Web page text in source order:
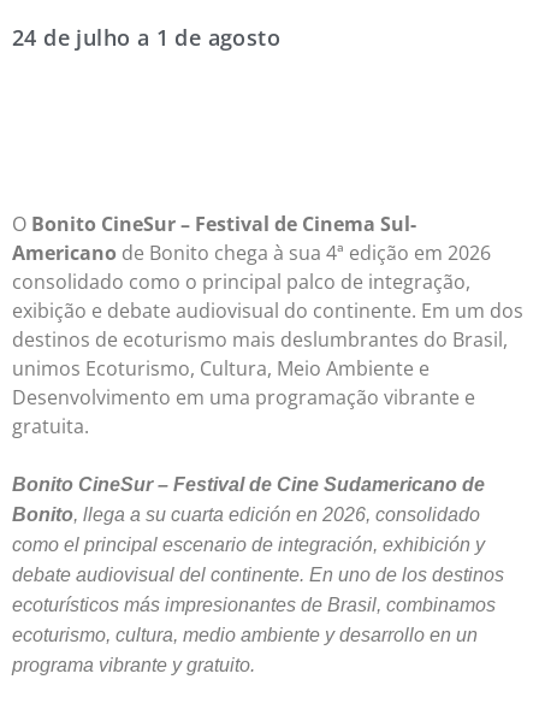
24 de julho a 1 de agosto
O Bonito CineSur – Festival de Cinema Sul-
Americano de Bonito chega à sua 4ª edição em 2026
consolidado como o principal palco de integração,
exibição e debate audiovisual do continente. Em um dos
destinos de ecoturismo mais deslumbrantes do Brasil,
unimos Ecoturismo, Cultura, Meio Ambiente e
Desenvolvimento em uma programação vibrante e
gratuita.
Bonito CineSur – Festival de Cine Sudamericano de
Bonito, llega a su cuarta edición en 2026, consolidado
como el principal escenario de integración, exhibición y
debate audiovisual del continente. En uno de los destinos
ecoturísticos más impresionantes de Brasil, combinamos
ecoturismo, cultura, medio ambiente y desarrollo en un
programa vibrante y gratuito.